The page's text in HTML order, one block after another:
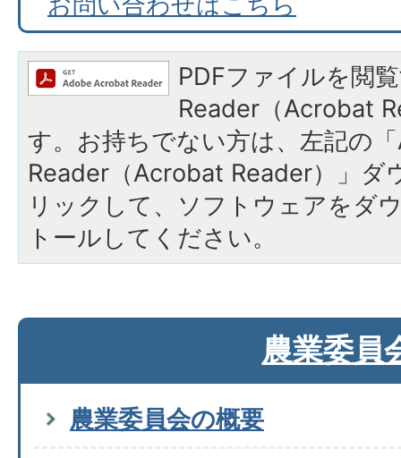
PDFファイルを閲
Reader（Acrobat
す。お持ちでない方は、左記の
Reader（Acrobat Reader）」ダ
リックして、ソフトウェアをダ
トールしてください。
農業委員
農業委員会の概要